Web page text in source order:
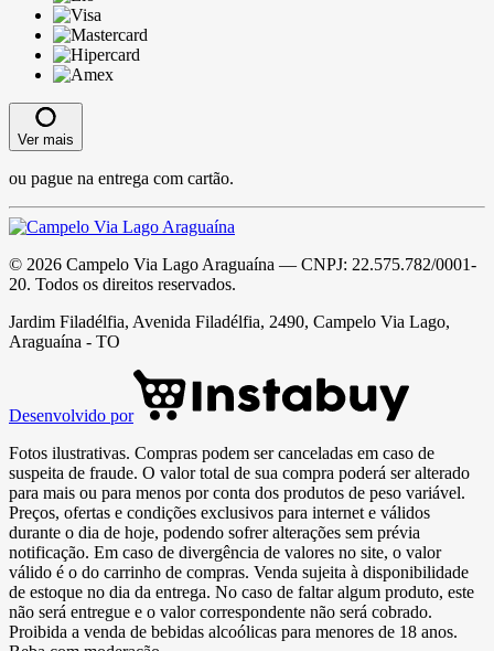
Ver mais
ou pague na entrega com cartão.
© 2026 Campelo Via Lago Araguaína — CNPJ: 22.575.782/0001-
20. Todos os direitos reservados.
Jardim Filadélfia, Avenida Filadélfia, 2490, Campelo Via Lago,
Araguaína - TO
Desenvolvido por
Fotos ilustrativas. Compras podem ser canceladas em caso de
suspeita de fraude. O valor total de sua compra poderá ser alterado
para mais ou para menos por conta dos produtos de peso variável.
Preços, ofertas e condições exclusivos para internet e válidos
durante o dia de hoje, podendo sofrer alterações sem prévia
notificação. Em caso de divergência de valores no site, o valor
válido é o do carrinho de compras. Venda sujeita à disponibilidade
de estoque no dia da entrega. No caso de faltar algum produto, este
não será entregue e o valor correspondente não será cobrado.
Proibida a venda de bebidas alcoólicas para menores de 18 anos.